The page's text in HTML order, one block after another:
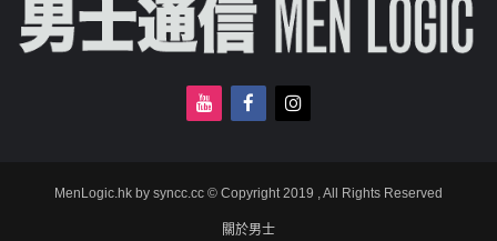
MenLogic.hk by syncc.cc © Copyright 2019 , All Rights Reserved
關於男士